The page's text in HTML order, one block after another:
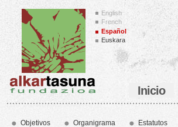
English
French
Español
Euskara
Inicio
Objetivos Organigrama Estatutos